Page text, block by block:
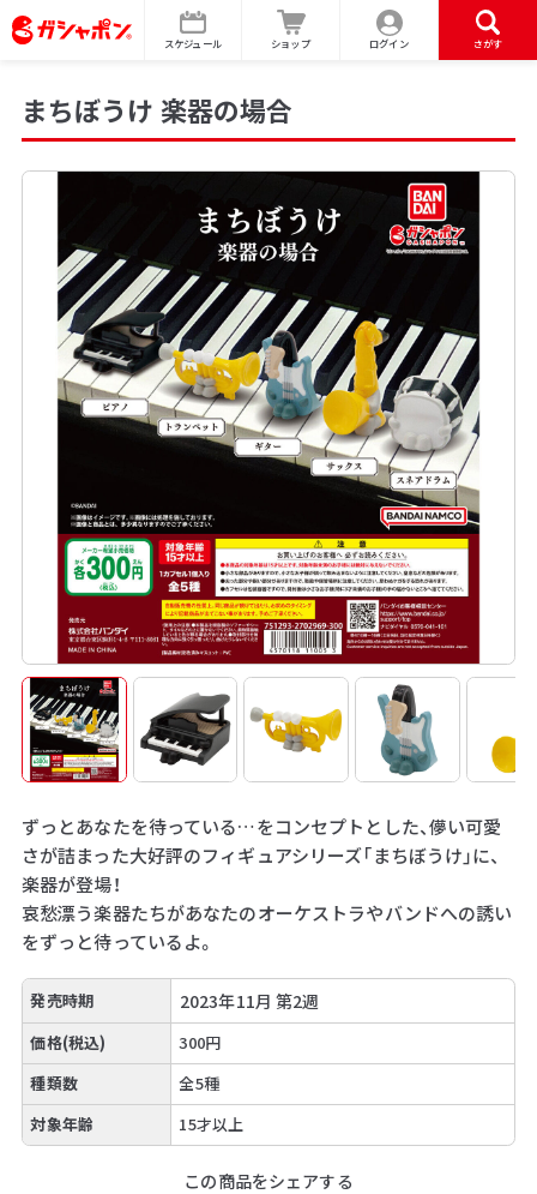
スケジュール ショップ ログイン さがす
まちぼうけ 楽器の場合
ずっとあなたを待っている…をコンセプトとした、儚い可愛
さが詰まった大好評のフィギュアシリーズ「まちぼうけ」に、
楽器が登場！
哀愁漂う楽器たちがあなたのオーケストラやバンドへの誘い
をずっと待っているよ。
発売時期 2023年11月 第2週
価格(税込)
300円
種類数
全5種
対象年齢
15才以上
この商品をシェアする